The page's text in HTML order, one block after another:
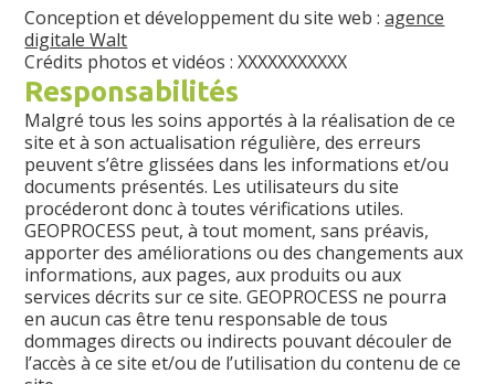
Conception et développement du site web :agence
digitale Walt
Crédits photos et vidéos : XXXXXXXXXXX
Responsabilités
Malgré tous les soins apportés à la réalisation de ce
site et à son actualisation régulière, des erreurs
peuvent s’être glissées dans les informations et/ou
documents présentés. Les utilisateurs du site
procéderont donc à toutes vérifications utiles.
GEOPROCESS peut, à tout moment, sans préavis,
apporter des améliorations ou des changements aux
informations, aux pages, aux produits ou aux
services décrits sur ce site. GEOPROCESS ne pourra
en aucun cas être tenu responsable de tous
dommages directs ou indirects pouvant découler de
l’accès à ce site et/ou de l’utilisation du contenu de ce